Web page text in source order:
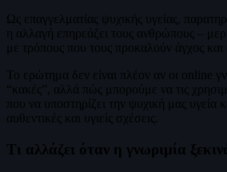
Ως επαγγελματίας ψυχικής υγείας,
η αλλαγή επηρεάζει τους ανθρώπους –
με τρόπους που τους προκαλούν άγχος και
Το ερώτημα δεν είναι πλέον αν οι online
“κακές”, αλλά πώς μπορούμε να τις
που να υποστηρίζει την ψυχική μας υγεία
αυθεντικές και υγιείς σχέσεις.
Τι αλλάζει όταν η γνωριμία